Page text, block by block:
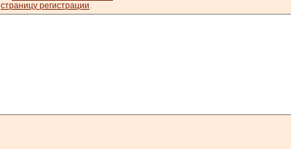
страницу регистрации.